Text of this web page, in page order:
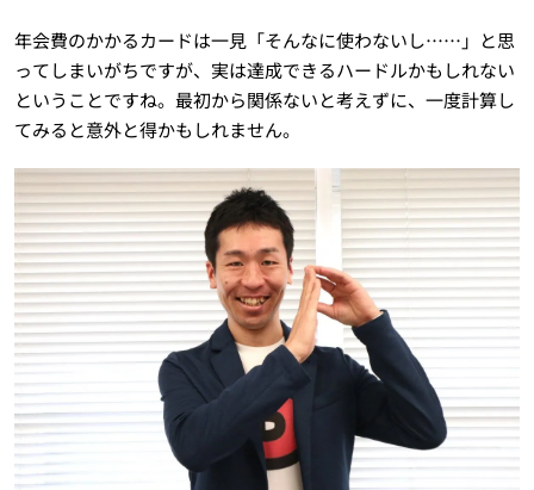
年会費のかかるカードは一見「そんなに使わないし……」と思
ってしまいがちですが、実は達成できるハードルかもしれない
ということですね。最初から関係ないと考えずに、一度計算し
てみると意外と得かもしれません。